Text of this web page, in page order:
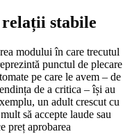
stabile
modului în care trecutul
punctul de plecare
pe care le avem – de
de a critica – își au
un adult crescut cu
să accepte laude sau
preț aprobarea